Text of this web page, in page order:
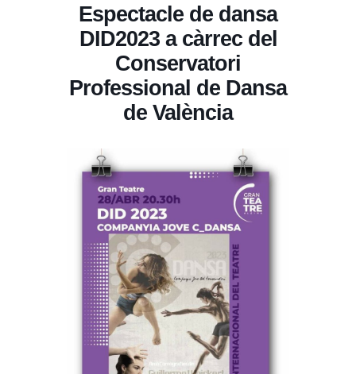
Espectacle de dansa
DID2023 a càrrec del
Conservatori
Professional de Dansa
de València